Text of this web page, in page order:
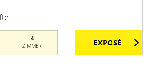
4
ZIMMER